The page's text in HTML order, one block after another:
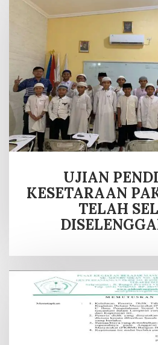
UJIAN
KESETARAAN
TELAH